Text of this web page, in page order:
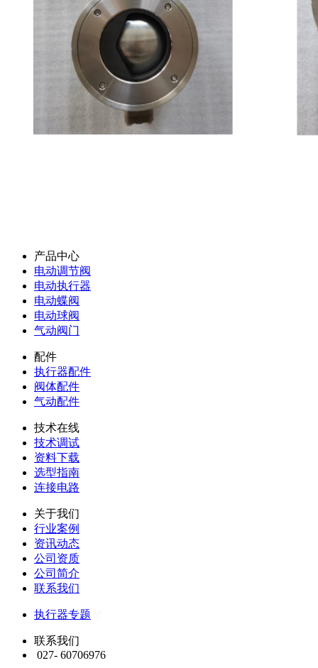
产品中心
电动调节阀
电动执行器
电动蝶阀
电动球阀
气动阀门
配件
执行器配件
阀体配件
气动配件
技术在线
技术调试
资料下载
选型指南
连接电路
关于我们
行业案例
资讯动态
公司资质
公司简介
联系我们
执行器专题
联系我们
027- 60706976